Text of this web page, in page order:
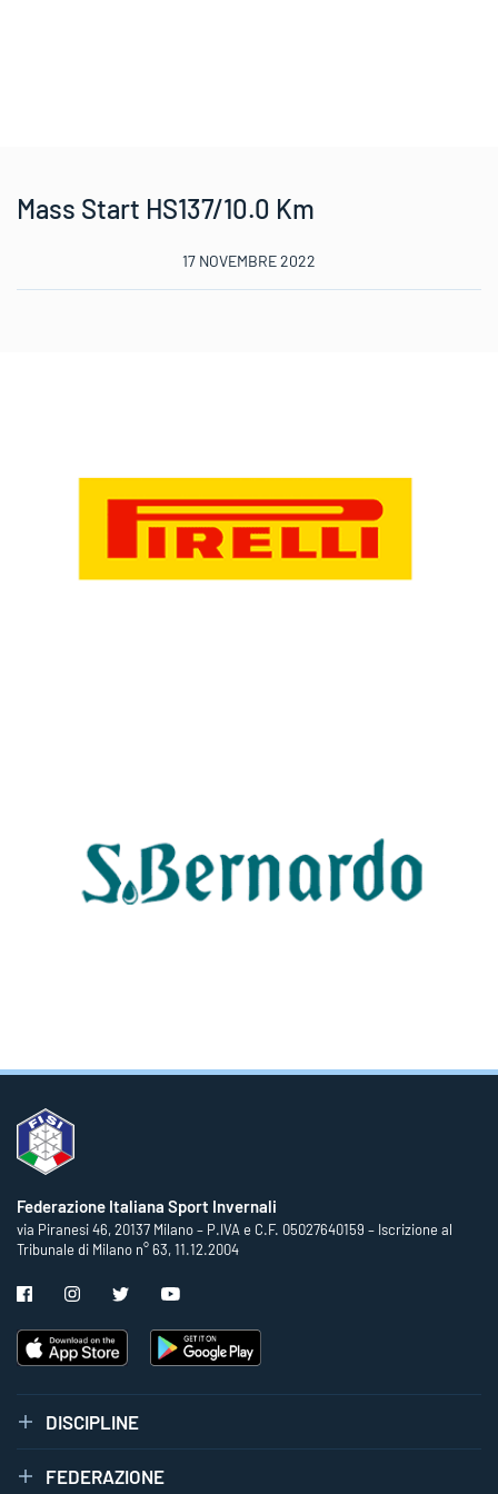
Mass Start HS137/10.0 Km
17 NOVEMBRE 2022
Federazione Italiana Sport Invernali
via Piranesi 46, 20137 Milano – P.IVA e C.F. 05027640159 – Iscrizione al
Tribunale di Milano n° 63, 11.12.2004
DISCIPLINE
FEDERAZIONE